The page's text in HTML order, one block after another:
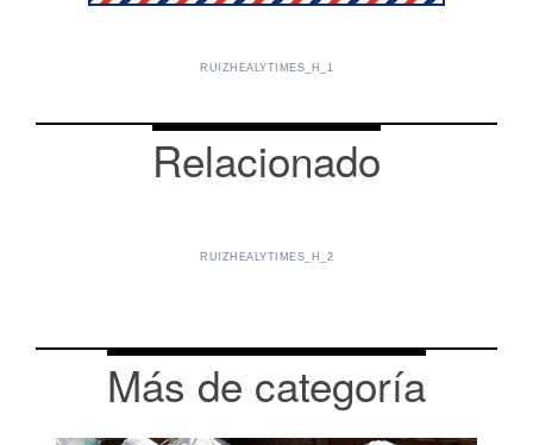
RUIZHEALYTIMES_H_1
Relacionado
RUIZHEALYTIMES_H_2
Más de categoría